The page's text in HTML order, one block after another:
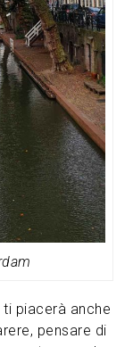
piacerà anche
pensare di